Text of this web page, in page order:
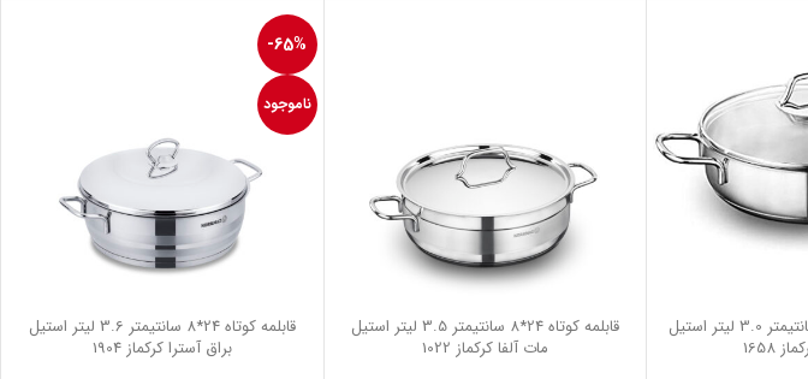
قابلمه کوتاه 24*6.5 سانتیمتر 3.0 لیتر استیل
1658
قابلمه کوتاه 24*8 سانتیمتر 3.5 لیتر استیل
مات آلفا کرکماز 1022
-65%
ناموجود
قابلمه کوتاه 24*8 سانتیمتر 3.6 لیتر استیل
براق آسترا کرکماز 1904